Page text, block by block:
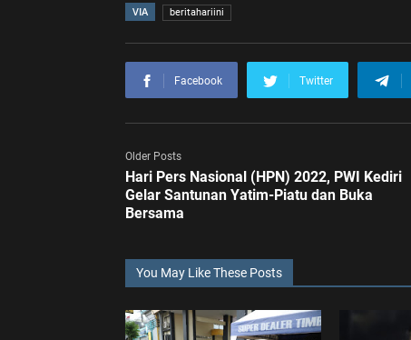
VIA beritahariini
Facebook Twitter
Older Posts
Hari Pers Nasional (HPN) 2022, PWI Kediri
Gelar Santunan Yatim-Piatu dan Buka
Bersama
You May Like These Posts